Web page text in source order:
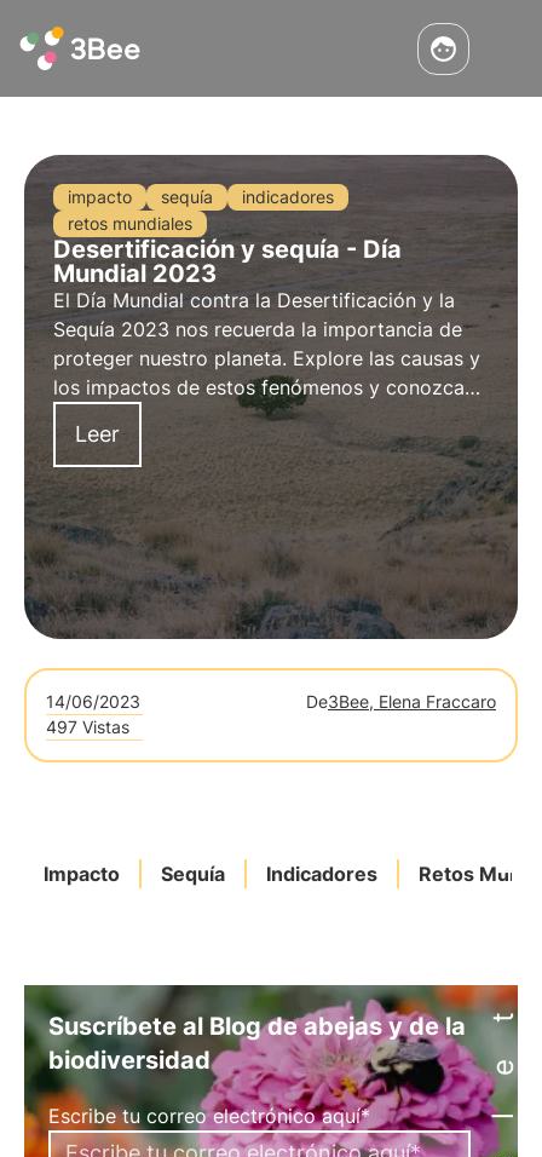
impacto sequía
indicadores
retos mundiales
Desertificación y sequía - Día
Mundial 2023
El Día Mundial contra la Desertificación y la
Sequía 2023 nos recuerda la importancia de
proteger nuestro planeta. Explore las causas y
los impactos de estos fenómenos y conozca
mejor el papel de los Oasis de Biodiversidad
de 3Bee en este contexto en
DDía 2023
Leer
14/06/2023 De3Bee, Elena Fraccaro
497 Vistas
Impacto Sequía Indicadores Retos
Suscríbete al Blog de abejas y de la
biodiversidad
Escribe tu correo electrónico aquí*